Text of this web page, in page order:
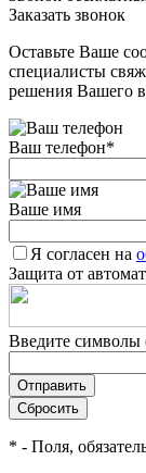
Заказать звонок
Оставьте Ваше
специалисты
решения Вашего
Ваш телефон*
Ваше имя
Я согласен на
Защита от
Введите символы
* - Поля,